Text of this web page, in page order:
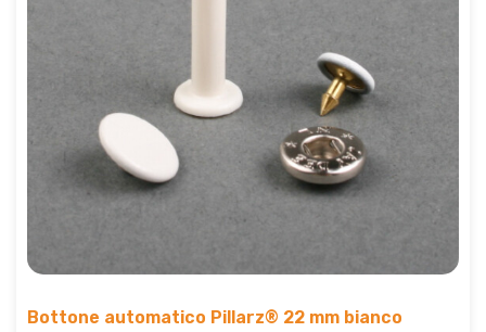
Bottone automatico Pillarz® 22 mm bianco